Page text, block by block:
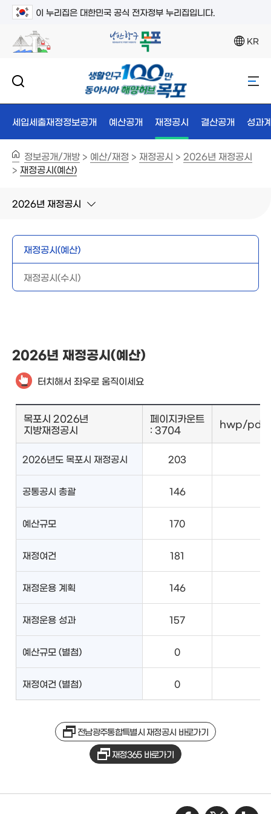
이 누리집은 대한민국 공식 전자정부 누리집입니다.
KR
세입세출재정정보공개 예산공개 재정공시 결산공개 성과
정보공개/개방 > 예산/재정 > 재정공시 > 2026년 재정공시
> 재정공시(예산)
2026년 재정공시
재정공시(예산)
재정공시(수시)
2026년 재정공시(예산)
터치해서 좌우로 움직이세요
목포시 2026년
지방재정공시
페이지카운트
: 3704
hwp/pdf
2026년도 목포시 재정공시 203
공통공시 총괄 146
예산규모 170
재정여건 181
재정운용 계획 146
재정운용 성과 157
예산규모 (별첨) 0
재정여건 (별첨) 0
전남광주통합특별시 재정공시 바로가기
재정365 바로가기